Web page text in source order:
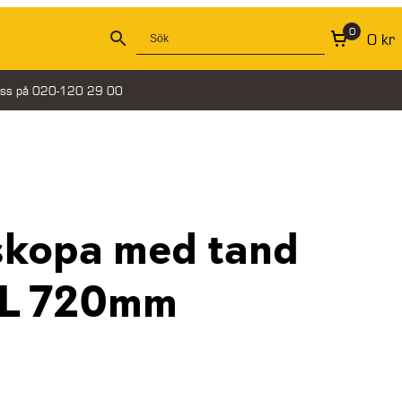
0 0 kr
på 020-120 29 00
med tand
720mm